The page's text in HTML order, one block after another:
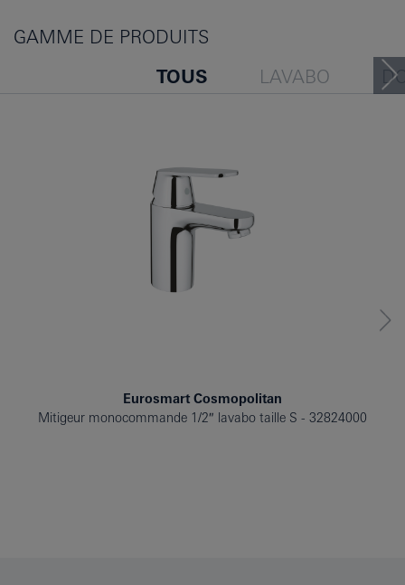
GAMME DE PRODUITS
TOUS LAVABO
Eurosmart Cosmopolitan
Mitigeur monocommande 1/2″ lavabo taille S
32824000